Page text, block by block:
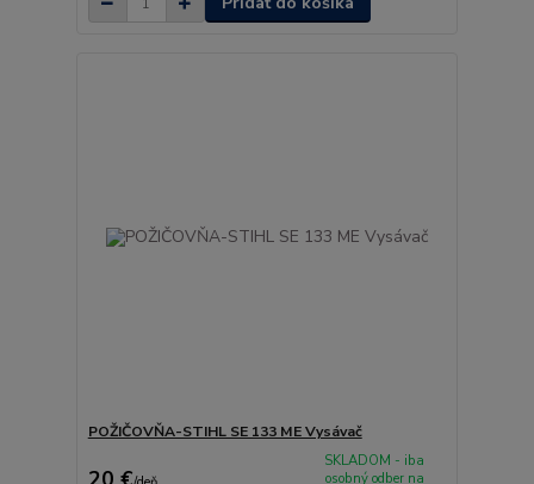
POŽIČOVŇA-STIHL SE 133 ME Vysávač
SKLADOM - iba
osobný odber na